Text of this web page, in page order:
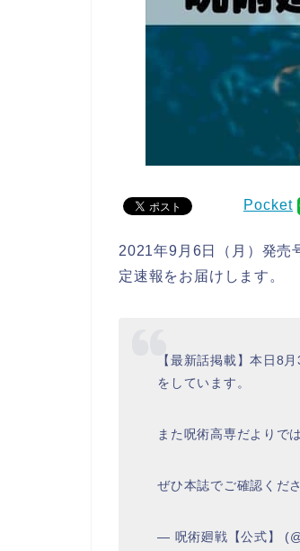
Pocket
2021年9月6日（月）発売
定速報をお届けします。
【最新話掲載】本日8
をしています。
また呪術高専だよりで
ぜひ本誌でご確認くだ
— 呪術廻戦【公式】